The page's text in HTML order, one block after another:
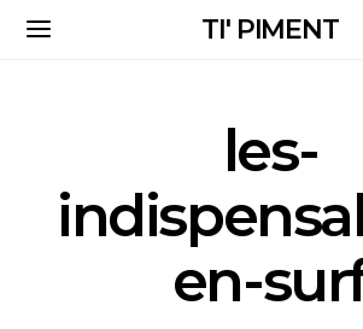
TI' PIMENT
les-
en-